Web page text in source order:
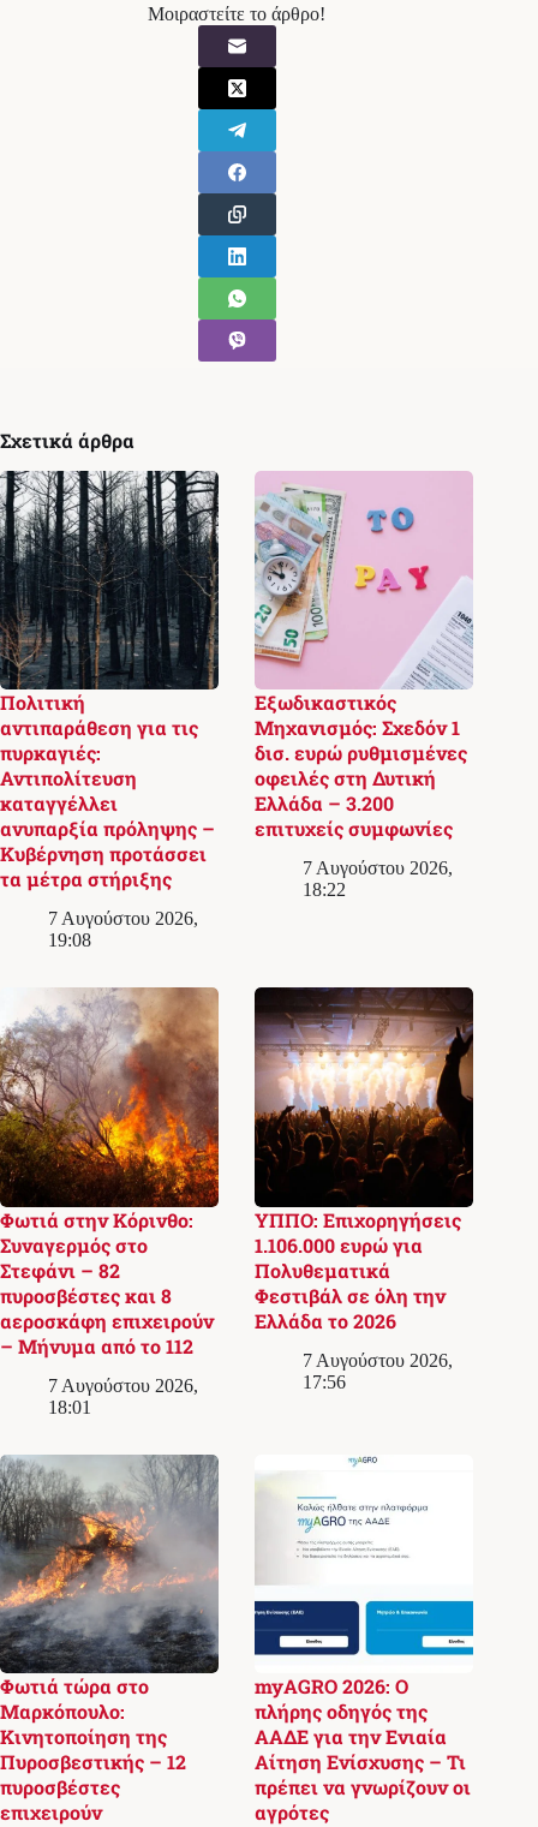
Μοιραστείτε το άρθρο!
Σχετικά άρθρα
Πολιτική
αντιπαράθεση για τις
πυρκαγιές:
Αντιπολίτευση
καταγγέλλει
ανυπαρξία πρόληψης –
Κυβέρνηση προτάσσει
τα μέτρα στήριξης
7 Αυγούστου 2026,
19:08
Εξωδικαστικός
Μηχανισμός: Σχεδόν 1
δισ. ευρώ ρυθμισμένες
οφειλές στη Δυτική
Ελλάδα – 3.200
επιτυχείς συμφωνίες
7 Αυγούστου 2026,
18:22
Φωτιά στην Κόρινθο:
Συναγερμός στο
Στεφάνι – 82
πυροσβέστες και 8
αεροσκάφη επιχειρούν
– Μήνυμα από το 112
7 Αυγούστου 2026,
18:01
ΥΠΠΟ: Επιχορηγήσεις
1.106.000 ευρώ για
Πολυθεματικά
Φεστιβάλ σε όλη την
Ελλάδα το 2026
7 Αυγούστου 2026,
17:56
Φωτιά τώρα στο
Μαρκόπουλο:
Κινητοποίηση της
Πυροσβεστικής – 12
πυροσβέστες
επιχειρούν
myAGRO 2026: Ο
πλήρης οδηγός της
ΑΑΔΕ για την Ενιαία
Αίτηση Ενίσχυσης – Τι
πρέπει να γνωρίζουν οι
αγρότες